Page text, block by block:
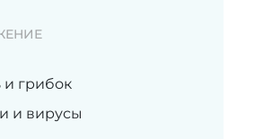
и грибок
и вирусы